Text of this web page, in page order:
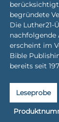
begründete
Die Luther21-
nachfolgende
erscheint im
Bible
bereits seit
Leseprobe